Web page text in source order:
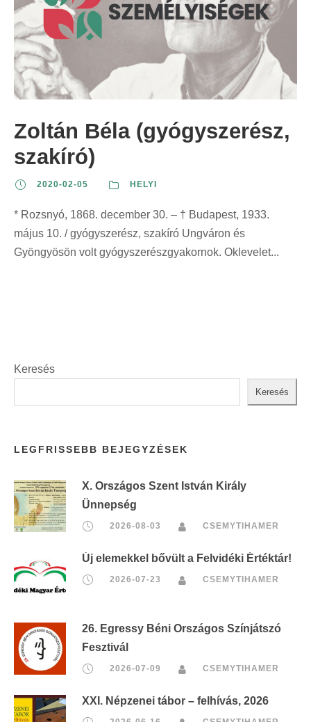
Zoltán Béla (gyógyszerész,
szakíró)
2020-02-05 HELYI
* Rozsnyó, 1868. december 30. – † Budapest, 1933.
május 10. / gyógyszerész, szakíró Ungváron és
Gyöngyösön volt gyógyszerészgyakornok. Oklevelet...
Keresés
Keresés
LEGFRISSEBB BEJEGYZÉSEK
X. Országos Szent István Király
Ünnepség
2026-08-03 CSEMYTIHAMER
Új elemekkel bővült a Felvidéki Értéktár!
2026-07-23 CSEMYTIHAMER
26. Egressy Béni Országos Színjátszó
Fesztivál
2026-07-09 CSEMYTIHAMER
XXI. Népzenei tábor – felhívás, 2026